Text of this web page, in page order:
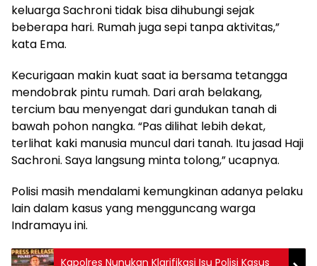
keluarga Sachroni tidak bisa dihubungi sejak
beberapa hari. Rumah juga sepi tanpa aktivitas,”
kata Ema.
Kecurigaan makin kuat saat ia bersama tetangga
mendobrak pintu rumah. Dari arah belakang,
tercium bau menyengat dari gundukan tanah di
bawah pohon nangka. “Pas dilihat lebih dekat,
terlihat kaki manusia muncul dari tanah. Itu jasad Haji
Sachroni. Saya langsung minta tolong,” ucapnya.
Polisi masih mendalami kemungkinan adanya pelaku
lain dalam kasus yang mengguncang warga
Indramayu ini.
Kapolres Nunukan Klarifikasi Isu Polisi Kasus